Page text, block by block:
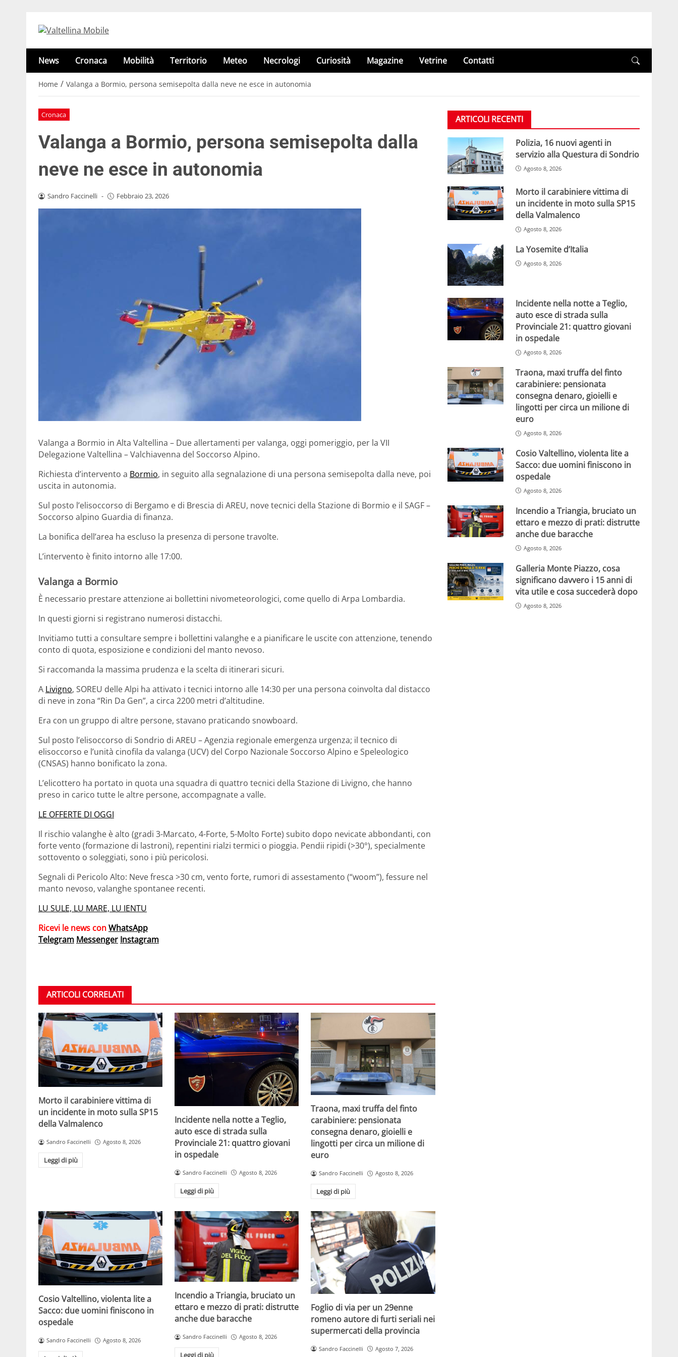
News Cronaca Mobilità Territorio Meteo Necrologi Curiosità Magazine Vetrine Contatti
Home / Valanga a Bormio, persona semisepolta dalla neve ne esce in autonomia
Cronaca
Valanga a Bormio, persona semisepolta dalla
neve ne esce in autonomia
Sandro Faccinelli - Febbraio 23, 2026
Valanga a Bormio in Alta Valtellina – Due allertamenti per valanga, oggi pomeriggio, per la VII
Delegazione Valtellina – Valchiavenna del Soccorso Alpino.
Richiesta d’intervento a Bormio, in seguito alla segnalazione di una persona semisepolta dalla neve, poi
uscita in autonomia.
Sul posto l’elisoccorso di Bergamo e di Brescia di AREU, nove tecnici della Stazione di Bormio e il SAGF –
Soccorso alpino Guardia di finanza.
La bonifica dell’area ha escluso la presenza di persone travolte.
L’intervento è finito intorno alle 17:00.
Valanga a Bormio
È necessario prestare attenzione ai bollettini nivometeorologici, come quello di Arpa Lombardia.
In questi giorni si registrano numerosi distacchi.
Invitiamo tutti a consultare sempre i bollettini valanghe e a pianificare le uscite con attenzione, tenendo
conto di quota, esposizione e condizioni del manto nevoso.
Si raccomanda la massima prudenza e la scelta di itinerari sicuri.
A Livigno, SOREU delle Alpi ha attivato i tecnici intorno alle 14:30 per una persona coinvolta dal distacco
di neve in zona “Rin Da Gen”, a circa 2200 metri d’altitudine.
Era con un gruppo di altre persone, stavano praticando snowboard.
Sul posto l’elisoccorso di Sondrio di AREU – Agenzia regionale emergenza urgenza; il tecnico di
elisoccorso e l’unità cinofila da valanga (UCV) del Corpo Nazionale Soccorso Alpino e Speleologico
(CNSAS) hanno bonificato la zona.
L’elicottero ha portato in quota una squadra di quattro tecnici della Stazione di Livigno, che hanno
preso in carico tutte le altre persone, accompagnate a valle.
LE OFFERTE DI OGGI
Il rischio valanghe è alto (gradi 3-Marcato, 4-Forte, 5-Molto Forte) subito dopo nevicate abbondanti, con
forte vento (formazione di lastroni), repentini rialzi termici o pioggia. Pendii ripidi (>30°), specialmente
sottovento o soleggiati, sono i più pericolosi.
Segnali di Pericolo Alto: Neve fresca >30 cm, vento forte, rumori di assestamento (“woom”), fessure nel
manto nevoso, valanghe spontanee recenti.
LU SULE, LU MARE, LU IENTU
Ricevi le news conWhatsApp
Telegram Messenger Instagram
ARTICOLI CORRELATI
Morto il carabiniere vittima di
un incidente in moto sulla SP15
della Valmalenco
Sandro Faccinelli Agosto 8, 2026
Leggi di più
Incidente nella notte a Teglio,
auto esce di strada sulla
Provinciale 21: quattro giovani
in ospedale
Sandro Faccinelli Agosto 8, 2026
Leggi di più
Traona, maxi truffa del finto
carabiniere: pensionata
consegna denaro, gioielli e
lingotti per circa un milione di
euro
Sandro Faccinelli Agosto 8, 2026
Leggi di più
Cosio Valtellino, violenta lite a
Sacco: due uomini finiscono in
ospedale
Sandro Faccinelli Agosto 8, 2026
Incendio a Triangia, bruciato un
ettaro e mezzo di prati: distrutte
anche due baracche
Sandro Faccinelli Agosto 8, 2026
Leggi di più
Foglio di via per un 29enne
romeno autore di furti seriali nei
supermercati della provincia
Sandro Faccinelli Agosto 7, 2026
ARTICOLI RECENTI
Polizia, 16 nuovi agenti in
servizio alla Questura di Sondrio
Agosto 8, 2026
Morto il carabiniere vittima di
un incidente in moto sulla SP15
della Valmalenco
Agosto 8, 2026
La Yosemite d’Italia
Agosto 8, 2026
Incidente nella notte a Teglio,
auto esce di strada sulla
Provinciale 21: quattro giovani
in ospedale
Agosto 8, 2026
Traona, maxi truffa del finto
carabiniere: pensionata
consegna denaro, gioielli e
lingotti per circa un milione di
euro
Agosto 8, 2026
Cosio Valtellino, violenta lite a
Sacco: due uomini finiscono in
ospedale
Agosto 8, 2026
Incendio a Triangia, bruciato un
ettaro e mezzo di prati: distrutte
anche due baracche
Agosto 8, 2026
Galleria Monte Piazzo, cosa
significano davvero i 15 anni di
vita utile e cosa succederà dopo
Agosto 8, 2026